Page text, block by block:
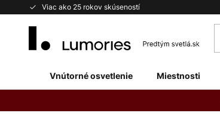
Viac ako 25 rokov skúseností
Skip
Vnútorné osvetlenie Miestnosti